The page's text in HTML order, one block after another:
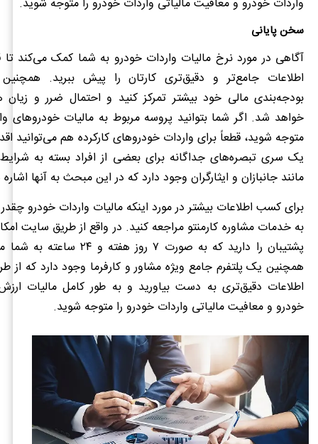
شرح/نوع خودرو
سی‌سی دیزل یا
حقوق ورودی
165
شرح/نوع خودرو
سی‌سی دیزل یا
حقوق ورودی
175
جرقه‌ای
هیبرید)
حقوق ورودی
15
شرح/نوع خودرو
خودرو سواری با حجم موتور
شرح/نوع خودرو
خودرو سواری با حجم
حقوق ورودی
شرح/نوع خودرو
خودرو سواری با حجم موتور
واردات خودرو و معافیت مالیاتی واردات خودرو را متوجه شوید.
سخن پایانی
آگاهی در مورد نرخ مالیات واردات خودرو به شما کمک می‌کند تا
اطلاعات جامع‌تر و دقیق‌تری کارتان را پیش ببرید.
بودجه‌بندی مالی خود بیشتر تمرکز کنید و احتمال ضرر و زیان
خواهد شد. اگر شما بتوانید پروسه مربوط به مالیات خودروهای
متوجه شوید، قطعاً برای واردات خودروهای کارکرده هم می‌توانید
یک سری تبصره‌های جداگانه برای بعضی از افراد بسته به
مانند جانبازان و ایثارگران وجود دارد که در این مبحث به آنها
برای کسب اطلاعات بیشتر در مورد اینکه مالیات واردات خودرو
به خدمات مشاوره کارمنتو مراجعه کنید. در واقع از طریق سایت
پشتیبان را دارید که به صورت ۷ روز
همچنین یک پلتفرم جامع ویژه مشاور و کارفرما وجود دارد که از
اطلاعات دقیق‌تری به دست بیاورید و به طور کامل مالیات
خودرو و معافیت مالیاتی واردات خودرو را متوجه شوید.